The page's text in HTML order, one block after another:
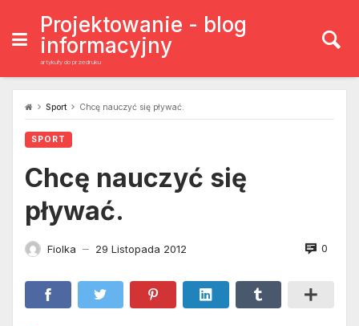
content
Projektowanie - blog
informacyjny
artykuły do przedruku
Sport Chcę nauczyć się pływać.
SPORT
Chcę nauczyć się
pływać.
Fiolka — 29 Listopada 2012 0